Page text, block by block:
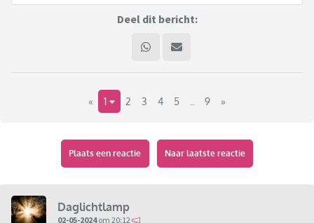
Deel dit bericht:
« 1 2 3 4 5 9 »
Plaats een reactie Naar laatste reactie
Daglichtlamp
02-05-2024om 20:12